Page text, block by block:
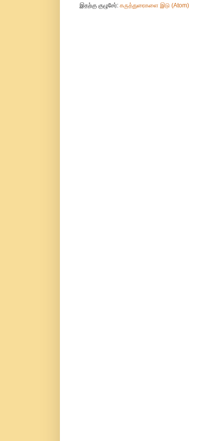
இதற்கு குழுசேர்: கருத்துரைகளை இடு (Atom)